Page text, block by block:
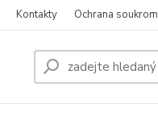
Kontakty Ochrana